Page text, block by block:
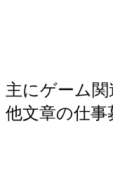
主にゲーム
他文章の仕事